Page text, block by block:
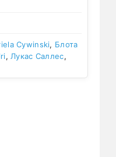
Cywinski, Блота
, Лукас Саллес,